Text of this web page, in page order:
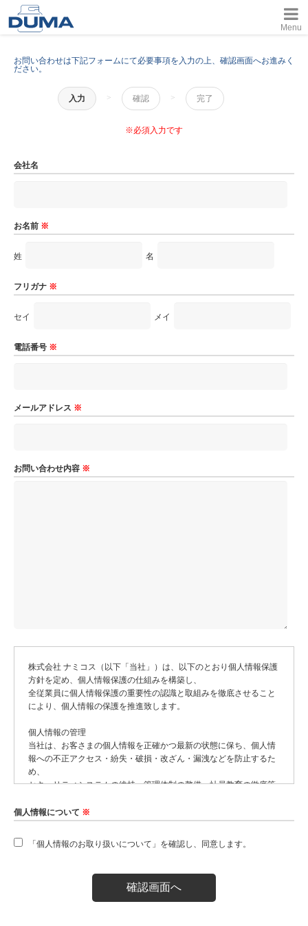
Menu
お問い合わせは下記フォームにて必要事項を入力の上、確認画面へお進みく
ださい。
入力 > 確認 > 完了
※必須入力です
会社名
お名前 ※
姓 名
フリガナ ※
セイ メイ
電話番号 ※
メールアドレス ※
お問い合わせ内容 ※
株式会社 ナミコス（以下「当社」）は、以下のとおり個人情報保護
方針を定め、個人情報保護の仕組みを構築し、
全従業員に個人情報保護の重要性の認識と取組みを徹底させること
により、個人情報の保護を推進致します。
個人情報の管理
当社は、お客さまの個人情報を正確かつ最新の状態に保ち、個人情
報への不正アクセス・紛失・破損・改ざん・漏洩などを防止するた
め、
セキュリティシステムの維持・管理体制の整備・社員教育の徹底等
ないます。
個人情報の利用目的
ご案内やご質問に対する回答として、電子メールや資料のご送付に
個人情報の第三者への開示・提供の禁止
当社は、お客さまよりお預かりした個人情報を適切に管理し、次の
いずれかに該当する場合を除き、個人情報を第三者に開示いたしま
個人情報について ※
「個人情報のお取り扱いについて」を確認し、同意します。